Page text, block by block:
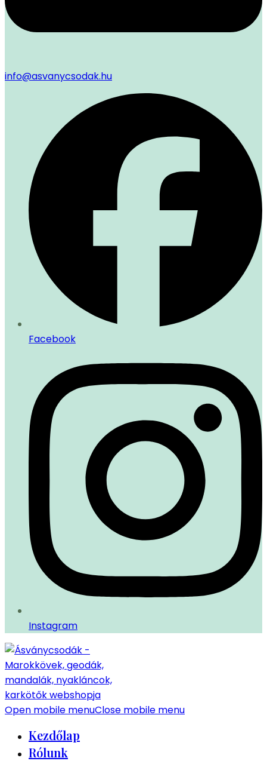
info@asvanycsodak.hu
Facebook
Instagram
Open mobile menuClose mobile menu
Kezdőlap
Rólunk